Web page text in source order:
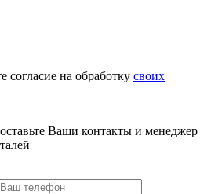
согласие на обработку своих
Ваши контакты и менеджер